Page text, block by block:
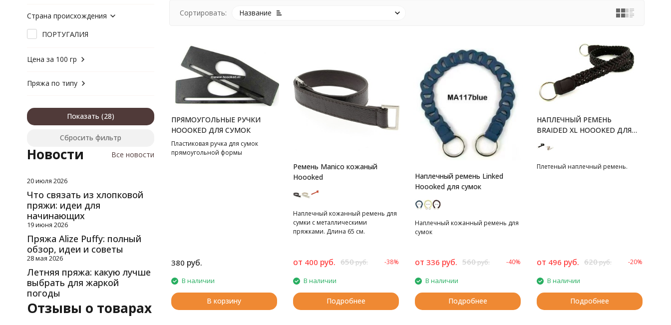
Сортировать: Название
ПРЯМОУГОЛЬНЫЕ РУЧКИ
HOOOKED ДЛЯ СУМОК
Пластиковая ручка для сумок
прямоугольной формы
380 руб.
В наличии
В корзину
Ремень Manico кожаный
Hoooked
Наплечный кожанный ремень для
сумки с металлическими
пряжками. Длина 65 см.
от 400 руб. 650руб. -38%
В наличии
Подробнее
Наплечный ремень Linked
Hoooked для сумок
Наплечный кожанный ремень для
сумок
от 336 руб. 560руб. -40%
В наличии
Подробнее
НАПЛЕЧНЫЙ РЕМЕНЬ
BRAIDED XL HOOOKED ДЛЯ
Плетеный наплечный ремень.
от 496 руб. 620руб. -20%
В наличии
Подробнее
Страна происхождения
ПОРТУГАЛИЯ
Цена за 100 гр
Пряжа по типу
Показать
Сбросить фильтр
Новости Все новости
20 июля 2026
Что связать из хлопковой
пряжи: идеи для
начинающих
19 июня 2026
Пряжа Alize Puffy: полный
обзор, идеи и советы
28 мая 2026
Летняя пряжа: какую лучше
выбрать для жаркой
погоды
Отзывы о товарах